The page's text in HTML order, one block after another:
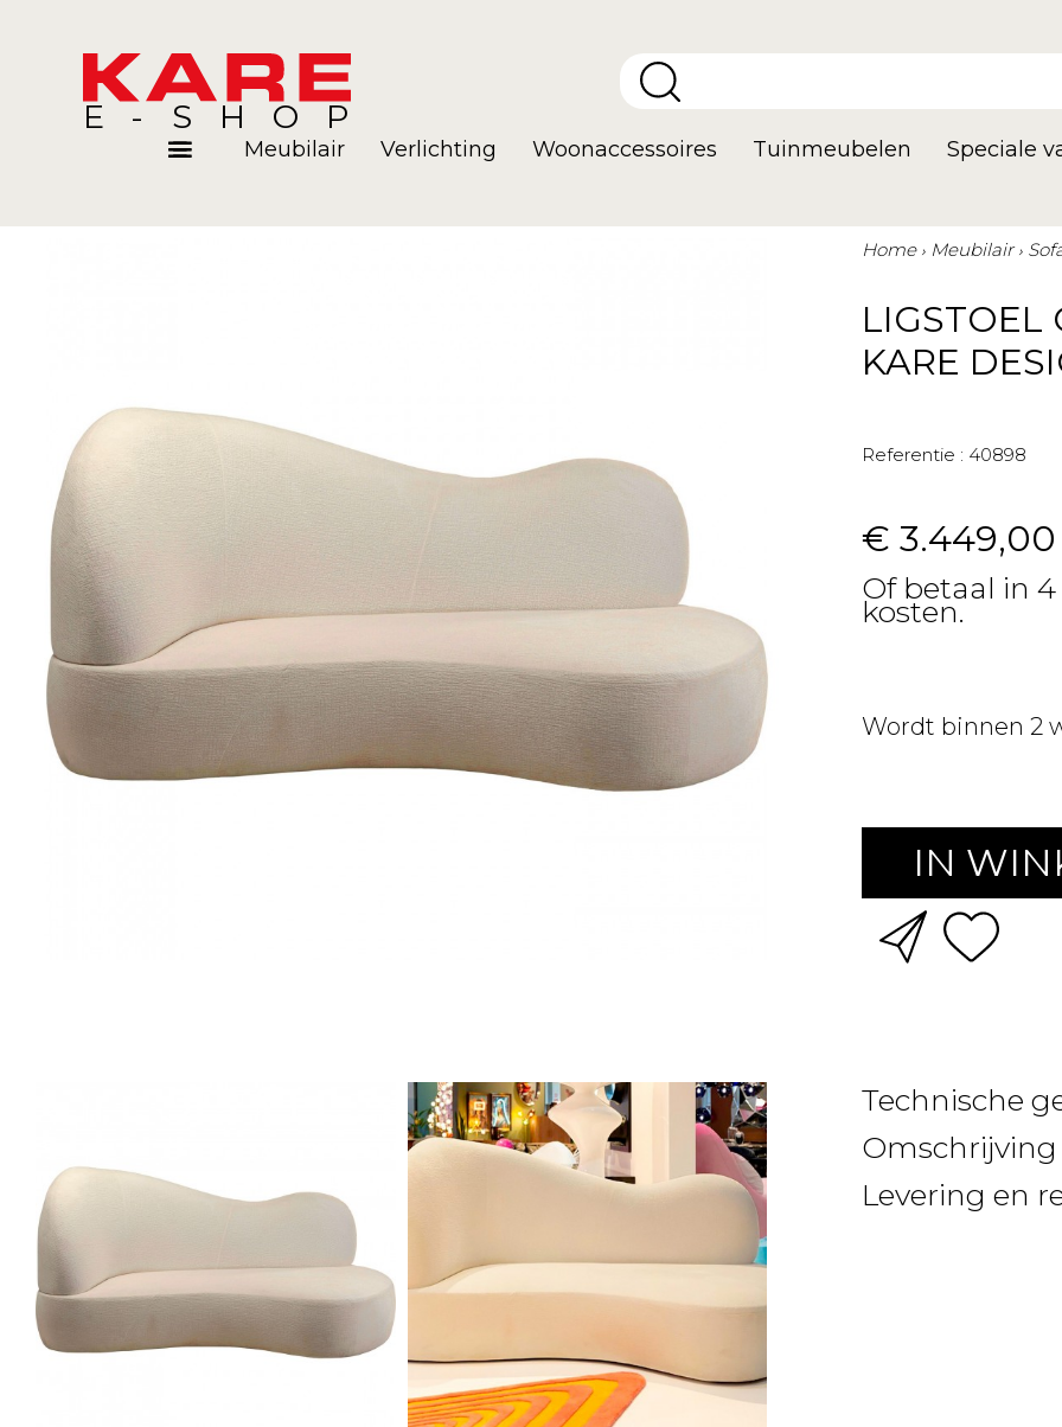
E-SHOP
Meubilair Verlichting Woonaccessoires Tuinmeubelen Speciale
Home Meubilair
LIGSTOEL
KARE
Referentie : 40898
€ 3.449,00
Of betaal in
kosten.
Wordt binnen 2
IN
Technische
Omschrijving
Levering en